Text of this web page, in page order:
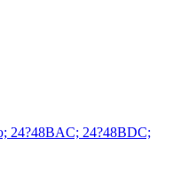
24?48ВAC; 24?48ВDC;